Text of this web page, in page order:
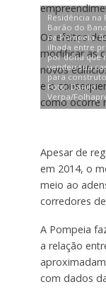
Os efeitos
modificar as
novos
e o
como ocorre
Residência na
Barão do
na Pompeia,
ilhada entre
por dona que
vendeu sua
para
Foto: Danilo
Verpa/
Apesar de
em 2014, o
meio ao
corredores
A Pompeia
a relação
com dados